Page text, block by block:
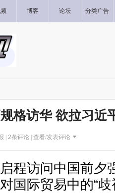
博客 论坛 分类广告
格访华 欲拉习近
| 2条评论 | 查看/发表评论
程访问中国前夕
国际贸易中的“